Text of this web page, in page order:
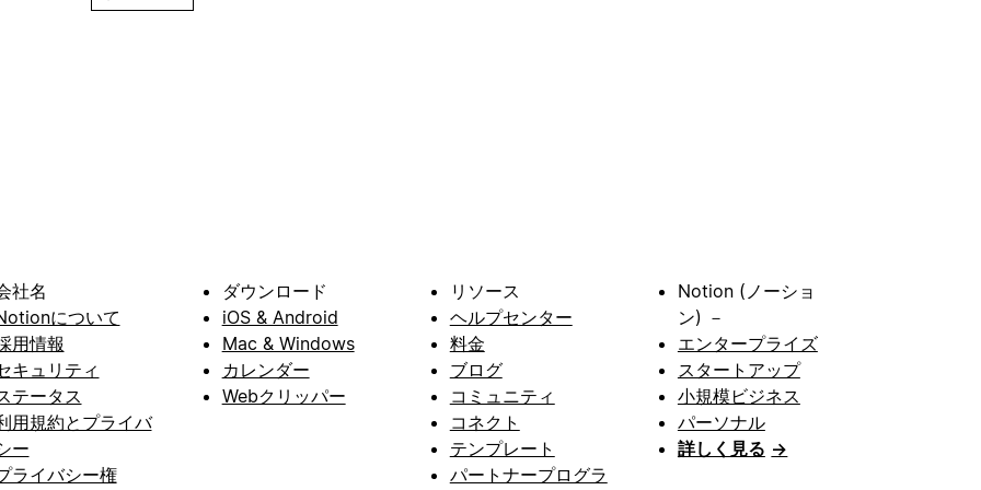
社名
について
用情報
キュリティ
テータス
用規約とプライバ
ー
ライバシー権
ダウンロード
iOS & Android
Mac & Windows
カレンダー
Webクリッパー
リソース
ヘルプセンター
料金
ブログ
コミュニティ
コネクト
テンプレート
パートナープログラ
Notion (ノーショ
ン) －
エンタープライズ
スタートアップ
小規模ビジネス
パーソナル
詳しく見る →